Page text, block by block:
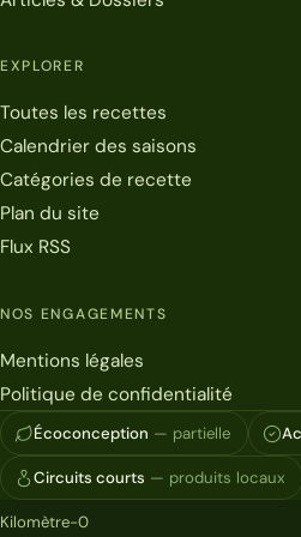
EXPLORER
Toutes les recettes
Calendrier des saisons
Catégories de recette
Plan du site
Flux RSS
NOS ENGAGEMENTS
Mentions légales
Politique de confidentialité
Écoconception — partielle
Circuits courts — produits locaux
Kilomètre-0